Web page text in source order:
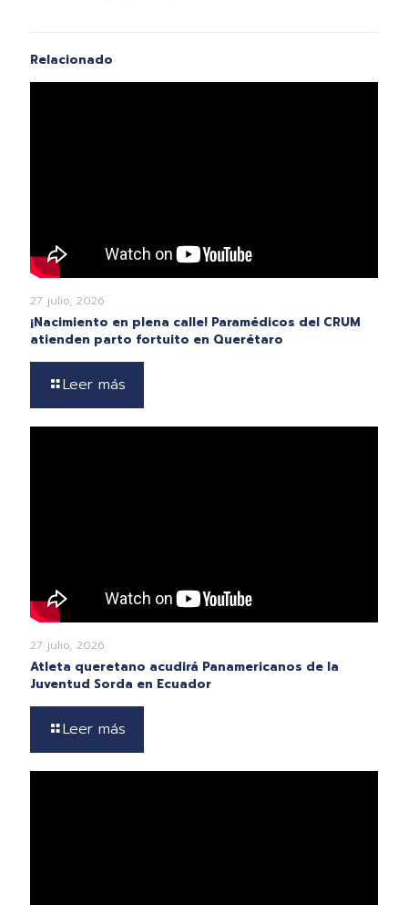
Relacionado
27 julio, 2026
¡Nacimiento en plena calle! Paramédicos del CRUM
atienden parto fortuito en Querétaro
Leer más
27 julio, 2026
Atleta queretano acudirá Panamericanos de la
Juventud Sorda en Ecuador
Leer más